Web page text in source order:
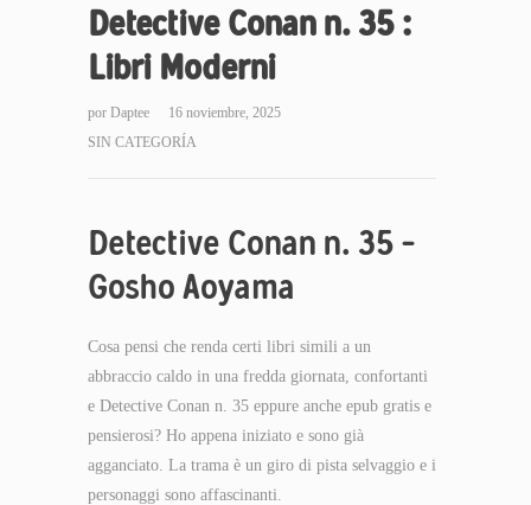
Detective Conan n. 35 :
Libri Moderni
por Daptee
16 noviembre, 2025
SIN CATEGORÍA
Detective Conan n. 35 –
Gosho Aoyama
Cosa pensi che renda certi libri simili a un
abbraccio caldo in una fredda giornata, confortanti
e Detective Conan n. 35 eppure anche epub gratis e
pensierosi? Ho appena iniziato e sono già
agganciato. La trama è un giro di pista selvaggio e i
personaggi sono affascinanti.